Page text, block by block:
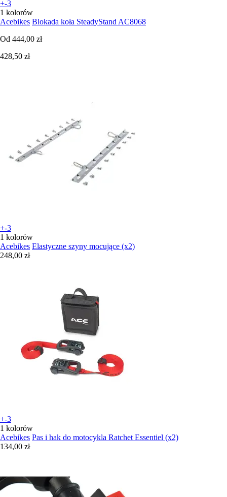
+-3
1 kolorów
Acebikes Blokada koła SteadyStand AC8068
Od 444,00 zł
428,50 zł
+-3
1 kolorów
Acebikes Elastyczne szyny mocujące (x2)
248,00 zł
+-3
1 kolorów
Acebikes Pas i hak do motocykla Ratchet Essentiel (x2)
134,00 zł